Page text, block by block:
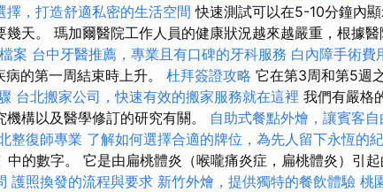
擇，打造舒適私密的生活空間 快速測試可以在5-10分鐘內
幾天。 瑪加爾醫院工作人員的健康狀況越來越嚴重，根據醫
案 台中牙醫推薦，專業且有口碑的牙科服務 白內障手術費
病的第一周結束時上升。 杜拜簽證攻略 它在第3周和第5週
台北搬家公司，快速有效的搬家服務就在這裡 我們有嚴格
機構以及醫學修訂的研究有關。 自助式餐點外燴，讓賓客
整復師專業 了解如何選擇合適的牌位，為先人留下永恆的
中的數字。 它是由扁桃體炎（喉嚨痛炎症，扁桃體炎）引起
護照換發的流程與要求 新竹外燴，提供獨特的餐飲體驗 桃